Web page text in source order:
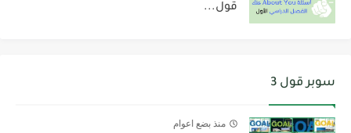
قول...
سوبر قول 3
منذ بضع اعوام